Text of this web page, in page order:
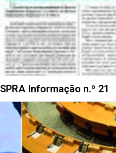
SPRA Informação n.º 21